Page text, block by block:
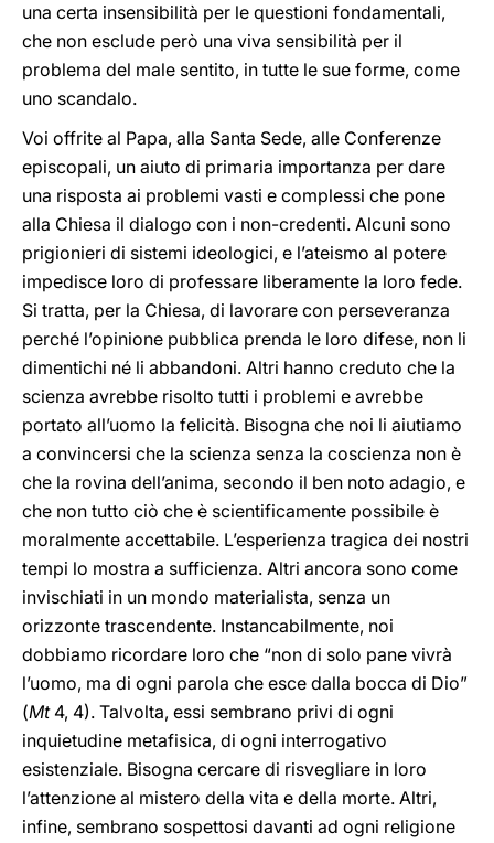
una certa insensibilità per le questioni fondamentali,
che non esclude però una viva sensibilità per il
problema del male sentito, in tutte le sue forme, come
uno scandalo.
Voi offrite al Papa, alla Santa Sede, alle Conferenze
episcopali, un aiuto di primaria importanza per dare
una risposta ai problemi vasti e complessi che pone
alla Chiesa il dialogo con i non-credenti. Alcuni sono
prigionieri di sistemi ideologici, e l’ateismo al potere
impedisce loro di professare liberamente la loro fede.
Si tratta, per la Chiesa, di lavorare con perseveranza
perché l’opinione pubblica prenda le loro difese, non li
dimentichi né li abbandoni. Altri hanno creduto che la
scienza avrebbe risolto tutti i problemi e avrebbe
portato all’uomo la felicità. Bisogna che noi li aiutiamo
a convincersi che la scienza senza la coscienza non è
che la rovina dell’anima, secondo il ben noto adagio, e
che non tutto ciò che è scientificamente possibile è
moralmente accettabile. L’esperienza tragica dei nostri
tempi lo mostra a sufficienza. Altri ancora sono come
invischiati in un mondo materialista, senza un
orizzonte trascendente. Instancabilmente, noi
dobbiamo ricordare loro che “non di solo pane vivrà
l’uomo, ma di ogni parola che esce dalla bocca di Dio”
(Mt4, 4). Talvolta, essi sembrano privi di ogni
inquietudine metafisica, di ogni interrogativo
esistenziale. Bisogna cercare di risvegliare in loro
l’attenzione al mistero della vita e della morte. Altri,
infine, sembrano sospettosi davanti ad ogni religione